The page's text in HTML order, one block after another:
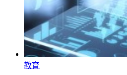
教育